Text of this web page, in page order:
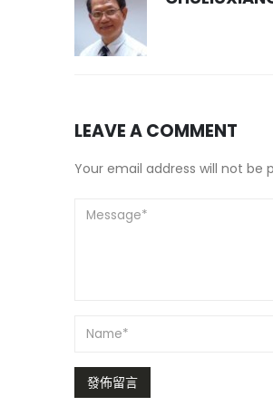
LEAVE A COMMENT
Your email address will not be